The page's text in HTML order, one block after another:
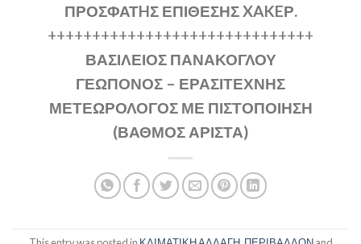
ΠΡΟΣΦΑΤHΣ ΕΠΙΘΕΣΗΣ XAKEΡ.
++++++++++++++++++++++++++++++
ΒΑΣΙΛΕΙΟΣ ΠΑΝΑΚΟΓΛΟΥ
ΓΕΩΠΟΝΟΣ – ΕΡΑΣΙΤΕΧΝΗΣ
ΜΕΤΕΩΡΟΛΟΓΟΣ ΜΕ ΠΙΣΤΟΠΟΙΗΣΗ
(ΒΑΘΜΟΣ ΑΡΙΣΤΑ)